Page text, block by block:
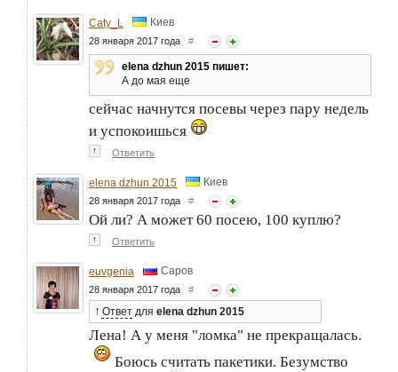
Caty_L Киев
28 января 2017 года #
elena dzhun 2015 пишет:
А до мая еще
сейчас начнутся посевы через пару недель
и успокоишься
↑ Ответить
elena dzhun 2015 Киев
28 января 2017 года #
Ой ли? А может 60 посею, 100 куплю?
↑ Ответить
euvgenia Саров
28 января 2017 года #
↑ Ответ для elena dzhun 2015
Лена! А у меня "ломка" не прекращалась.
Боюсь считать пакетики. Безумство